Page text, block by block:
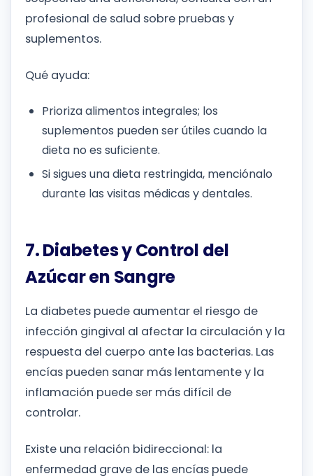
profesional de salud sobre pruebas y
suplementos.
Qué ayuda:
Prioriza alimentos integrales; los
suplementos pueden ser útiles cuando la
dieta no es suficiente.
Si sigues una dieta restringida, menciónalo
durante las visitas médicas y dentales.
7. Diabetes y Control del
Azúcar en Sangre
La diabetes puede aumentar el riesgo de
infección gingival al afectar la circulación y la
respuesta del cuerpo ante las bacterias. Las
encías pueden sanar más lentamente y la
inflamación puede ser más difícil de
controlar.
Existe una relación bidireccional: la
enfermedad grave de las encías puede